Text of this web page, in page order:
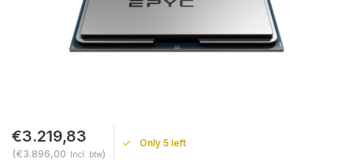
€3.219,83
(€3.896,00 Incl. btw)
Only 5 left